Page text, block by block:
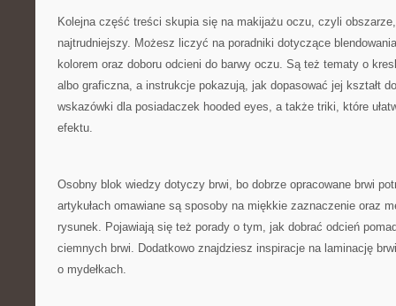
Kolejna część treści skupia się na makijażu oczu, czyli
najtrudniejszy. Możesz liczyć na poradniki dotyczące
kolorem oraz doboru odcieni do barwy oczu. Są też tematy o
albo graficzna, a instrukcje pokazują, jak dopasować jej kształt
wskazówki dla posiadaczek hooded eyes, a także triki, które
efektu.
Osobny blok wiedzy dotyczy brwi, bo dobrze opracowane brwi
artykułach omawiane są sposoby na miękkie zaznaczenie oraz
rysunek. Pojawiają się też porady o tym, jak dobrać odcień
ciemnych brwi. Dodatkowo znajdziesz inspiracje na laminację
o mydełkach.